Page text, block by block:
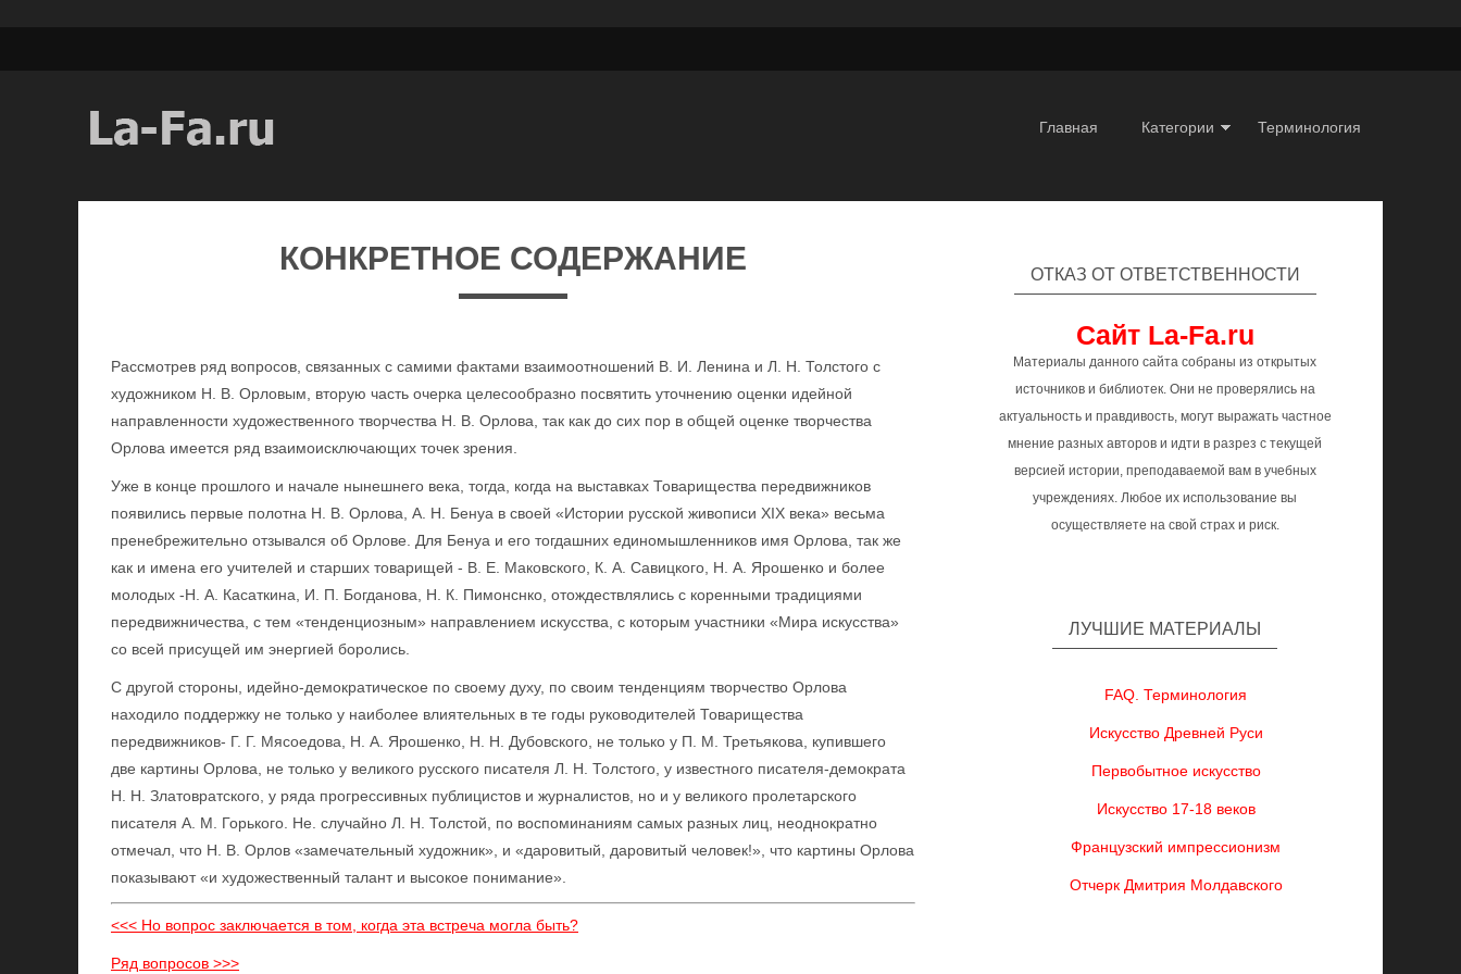
Главная Категории Терминология
КОНКРЕТНОЕ СОДЕРЖАНИЕ
Рассмотрев ряд вопросов, связанных с самими фактами взаимоотношений В. И. Ленина и Л. Н. Толстого с
художником Н. В. Орловым, вторую часть очерка целесообразно посвятить уточнению оценки идейной
направленности художественного творчества Н. В. Орлова, так как до сих пор в общей оценке творчества
Орлова имеется ряд взаимоисключающих точек зрения.
Уже в конце прошлого и начале нынешнего века, тогда, когда на выставках Товарищества передвижников
появились первые полотна Н. В. Орлова, А. Н. Бенуа в своей «Истории русской живописи XIX века» весьма
пренебрежительно отзывался об Орлове. Для Бенуа и его тогдашних единомышленников имя Орлова, так же
как и имена его учителей и старших товарищей - В. Е. Маковского, К. А. Савицкого, Н. А. Ярошенко и более
молодых -Н. А. Касаткина, И. П. Богданова, Н. К. Пимонснко, отождествлялись с коренными традициями
передвижничества, с тем «тенденциозным» направлением искусства, с которым участники «Мира искусства»
со всей присущей им энергией боролись.
С другой стороны, идейно-демократическое по своему духу, по своим тенденциям творчество Орлова
находило поддержку не только у наиболее влиятельных в те годы руководителей Товарищества
передвижников- Г. Г. Мясоедова, Н. А. Ярошенко, Н. Н. Дубовского, не только у П. М. Третьякова, купившего
две картины Орлова, не только у великого русского писателя Л. Н. Толстого, у известного писателя-демократа
Н. Н. Златовратского, у ряда прогрессивных публицистов и журналистов, но и у великого пролетарского
писателя А. М. Горького. Не. случайно Л. Н. Толстой, по воспоминаниям самых разных лиц, неоднократно
отмечал, что Н. В. Орлов «замечательный художник», и «даровитый, даровитый человек!», что картины Орлова
показывают «и художественный талант и высокое понимание».
<<< Но вопрос заключается в том, когда эта встреча могла быть?
Ряд вопросов >>>
ОТКАЗ ОТ ОТВЕТСТВЕННОСТИ
Сайт La-Fa.ru
Материалы данного сайта собраны из открытых
источников и библиотек. Они не проверялись на
актуальность и правдивость, могут выражать частное
мнение разных авторов и идти в разрез с текущей
версией истории, преподаваемой вам в учебных
учреждениях. Любое их использование вы
осуществляете на свой страх и риск.
ЛУЧШИЕ МАТЕРИАЛЫ
FAQ. Терминология
Искусство Древней Руси
Первобытное искусство
Искусство 17-18 веков
Французский импрессионизм
Отчерк Дмитрия Молдавского